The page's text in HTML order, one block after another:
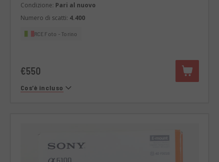
Condizione: Pari al nuovo
Numero di scatti: 4.400
RCE Foto - Torino
€550
Cos’è incluso